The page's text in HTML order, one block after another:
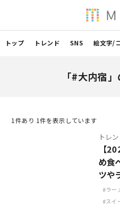
トップ トレンド SNS 絵文字/
「#大内宿
1 件あり 1件を表示しています
トレ
【
め食
ツや
ラー
スイ